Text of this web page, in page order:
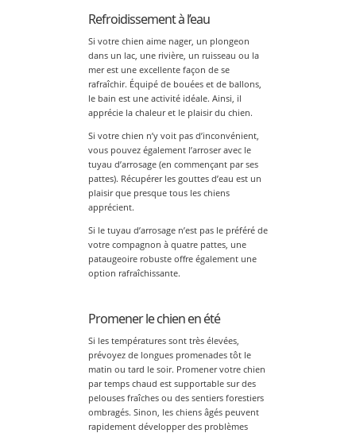
Refroidissement à l’eau
Si votre chien aime nager, un plongeon
dans un lac, une rivière, un ruisseau ou la
mer est une excellente façon de se
rafraîchir. Équipé de bouées et de ballons,
le bain est une activité idéale. Ainsi, il
apprécie la chaleur et le plaisir du chien.
Si votre chien n’y voit pas d’inconvénient,
vous pouvez également l’arroser avec le
tuyau d’arrosage (en commençant par ses
pattes). Récupérer les gouttes d’eau est un
plaisir que presque tous les chiens
apprécient.
Si le tuyau d’arrosage n’est pas le préféré de
votre compagnon à quatre pattes, une
pataugeoire robuste offre également une
option rafraîchissante.
Promener le chien en été
Si les températures sont très élevées,
prévoyez de longues promenades tôt le
matin ou tard le soir. Promener votre chien
par temps chaud est supportable sur des
pelouses fraîches ou des sentiers forestiers
ombragés. Sinon, les chiens âgés peuvent
rapidement développer des problèmes